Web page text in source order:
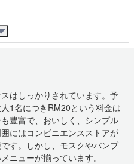
はしっかりされています。予
1名につきRM20という料金は
豊富で、おいしく、シンプル
にはコンビニエンスストアが
す。しかし、モスクやバンブ
ニューが揃っています。